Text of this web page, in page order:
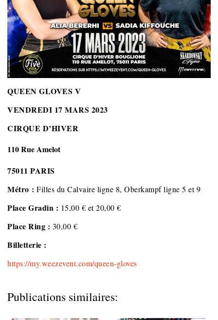
QUEEN GLOVES V
VENDREDI 17 MARS 2023
CIRQUE D’HIVER
110 Rue Amelot
75011 PARIS
Métro : Filles du Calvaire ligne 8, Oberkampf ligne 5 et 9
Place Gradin : 15,00 € et 20,00 €
Place Ring : 30,00 €
Billetterie :
https://my.weezevent.com/queen-gloves
Publications similaires: